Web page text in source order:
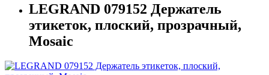
LEGRAND 079152 Держатель
этикеток, плоский, прозрачный,
Mosaic